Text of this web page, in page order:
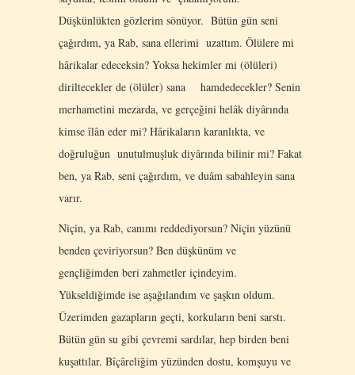
Düşkünlükten gözlerim sönüyor. Bütün gün seni
çağırdım, ya Rab, sana ellerimi uzattım. Ölülere mi
hârikalar edeceksin? Yoksa hekimler mi (ölüleri)
diriltecekler de (ölüler) sana hamdedecekler? Senin
merhametini mezarda, ve gerçeğini helâk diyârında
kimse îlân eder mi? Hârikaların karanlıkta, ve
doğruluğun unutulmuşluk diyârında bilinir mi? Fakat
ben, ya Rab, seni çağırdım, ve duâm sabahleyin sana
varır.
Niçin, ya Rab, canımı reddediyorsun? Νiçin yüzünü
benden çeviriyorsun? Ben düşkünüm ve
gençliğimden beri zahmetler içindeyim.
Yükseldiğimde ise aşağılandım ve şaşkın oldum.
Üzerimden gazapların geçti, korkuların beni sarstı.
Bütün gün su gibi çevremi sardılar, hep birden beni
kuşattılar. Bîçâreliğim yüzünden dostu, komşuyu ve